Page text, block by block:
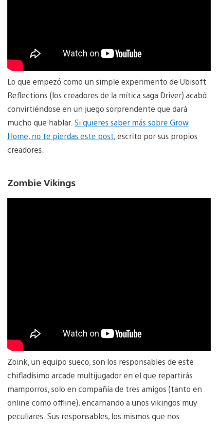
Lo que empezó como un simple experimento de Ubisoft
Reflections (los creadores de la mítica saga Driver) acabó
convirtiéndose en un juego sorprendente que dará
mucho que hablar. Si quieres saber más sobre Grow
Home, no te pierdas este post, escrito por sus propios
creadores.
Zombie Vikings
Zoink, un equipo sueco, son los responsables de este
chifladísimo arcade multijugador en el que repartirás
mamporros, solo en compañía de tres amigos (tanto en
online como offline), encarnando a unos vikingos muy
peculiares. Sus responsables, los mismos que nos